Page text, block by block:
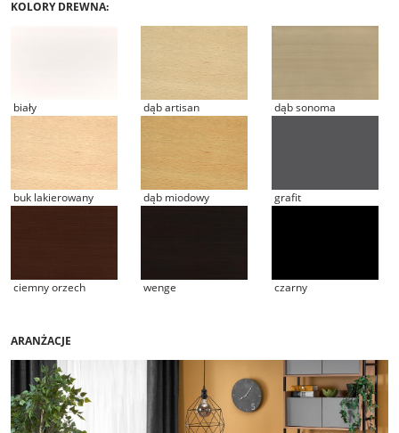
KOLORY DREWNA:
biały dąb artisan dąb sonoma
buk lakierowany dąb miodowy grafit
ciemny orzech wenge czarny
ARANŻACJE